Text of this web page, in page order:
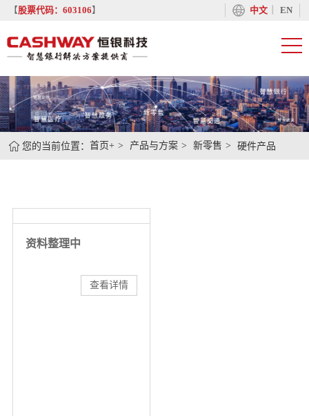
【股票代码：603106】 中文丨 EN
您的当前位置：首页+ 产品与方案 新零售 硬件产品
资料整理中
查看详情